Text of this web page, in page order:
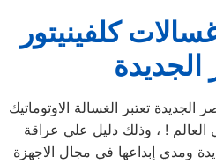
كلفينيتور
تعتبر الغسالة الاوتوماتيك
العالم ! ، وذلك دليل علي عراقة
ومدي إبداعها في مجال الاجهزة